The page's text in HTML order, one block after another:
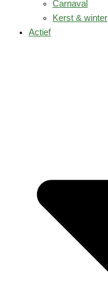
Carnaval
Kerst & winter
Actief